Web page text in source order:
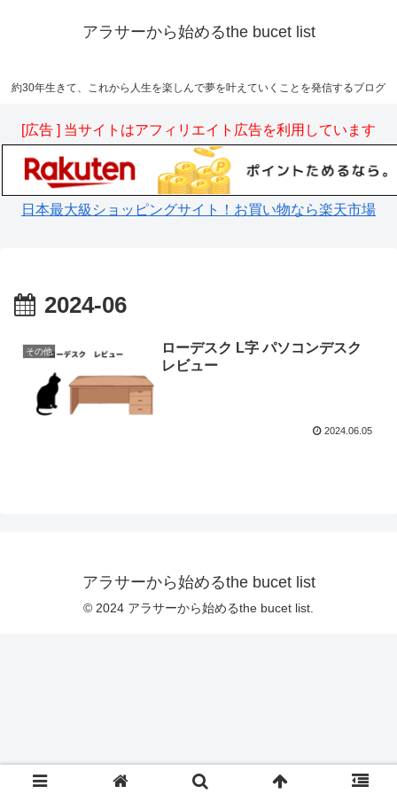
アラサーから始めるthe bucet list
約30年生きて、これから人生を楽しんで夢を叶えていくことを発信するブログ
[広告 ] 当サイトはアフィリエイト広告を利用しています
日本最大級ショッピングサイト！お買い物なら楽天市場
2024-06
その他
ローデスク L字 パソコンデスク
レビュー
2024.06.05
アラサーから始めるthe bucet list
© 2024 アラサーから始めるthe bucet list.